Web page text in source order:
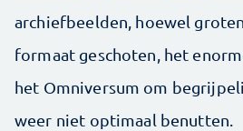
archiefbeelden, hoewel
formaat geschoten, het
het Omniversum om
weer niet optimaal benutten.